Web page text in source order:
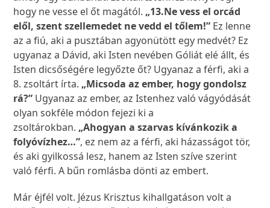
hogy ne vesse el őt magától. „13.Ne vess el orcád
elől, szent szellemedet ne vedd el tőlem!” Ez lenne
az a fiú, aki a pusztában agyonütött egy medvét? Ez
ugyanaz a Dávid, aki Isten nevében Góliát elé állt, és
Isten dicsőségére legyőzte őt? Ugyanaz a férfi, aki a
8. zsoltárt írta. „Micsoda az ember, hogy gondolsz
rá?” Ugyanaz az ember, az Istenhez való vágyódását
olyan sokféle módon fejezi ki a
zsoltárokban. „Ahogyan a szarvas kívánkozik a
folyóvízhez…”, ez nem az a férfi, aki házasságot tör,
és aki gyilkossá lesz, hanem az Isten szíve szerint
való férfi. A bűn romlásba dönti az embert.
Már éjfél volt. Jézus Krisztus kihallgatáson volt a